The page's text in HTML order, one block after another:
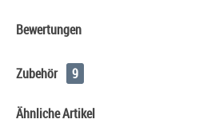
Bewertungen
Zubehör 9
Ähnliche Artikel